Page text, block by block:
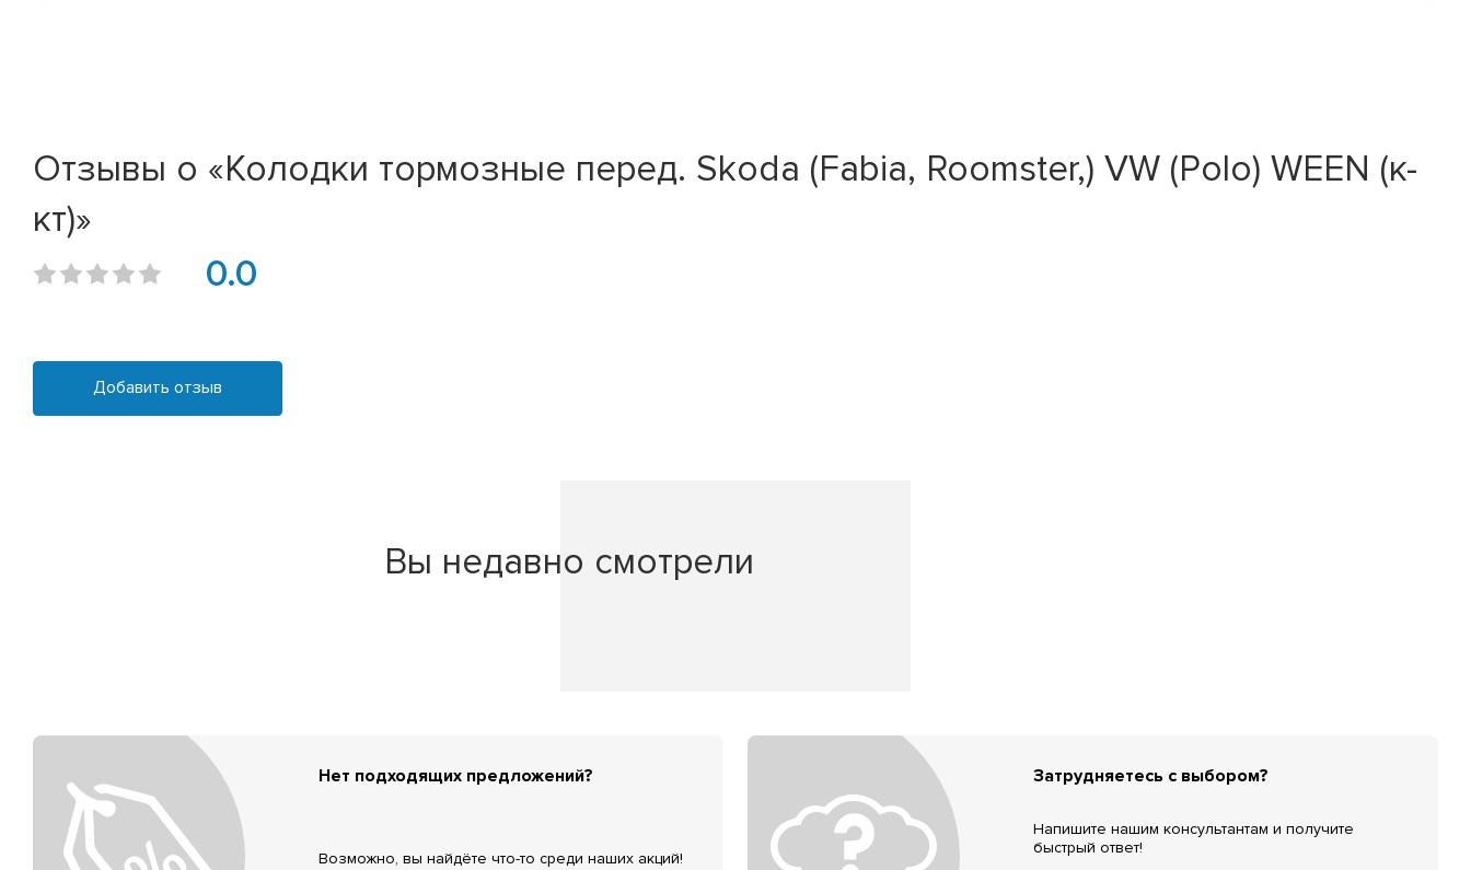
Отзывы о «Колодки тормозные перед. Skoda (Fabia, Roomster,) VW (Polo) WEEN (к-
кт)»
0.0
Добавить отзыв
Вы недавно смотрели
Нет подходящих предложений?
Возможно, вы найдёте что-то среди наших акций!
Затрудняетесь с выбором?
Напишите нашим консультантам и получите
быстрый ответ!